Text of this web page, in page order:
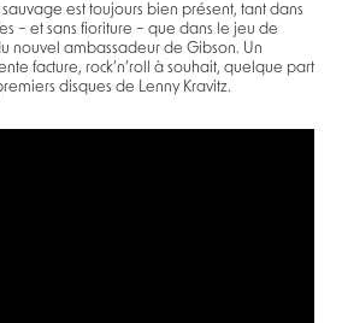
est toujours bien présent, tant dans
– et sans fioriture – que dans le jeu de
nouvel ambassadeur de Gibson. Un
facture, rock’n’roll à souhait, quelque part
disques de Lenny Kravitz.